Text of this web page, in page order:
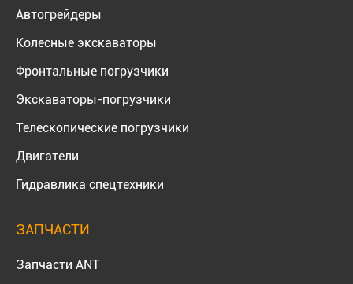
Автогрейдеры
Колесные экскаваторы
Фронтальные погрузчики
Экскаваторы-погрузчики
Телескопические погрузчики
Двигатели
Гидравлика спецтехники
ЗАПЧАСТИ
Запчасти ANT